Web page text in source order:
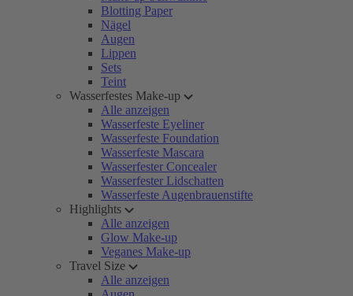
Blotting Paper
Nägel
Augen
Lippen
Sets
Teint
Wasserfestes Make-up
Alle anzeigen
Wasserfeste Eyeliner
Wasserfeste Foundation
Wasserfeste Mascara
Wasserfester Concealer
Wasserfester Lidschatten
Wasserfeste Augenbrauenstifte
Highlights
Alle anzeigen
Glow Make-up
Veganes Make-up
Travel Size
Alle anzeigen